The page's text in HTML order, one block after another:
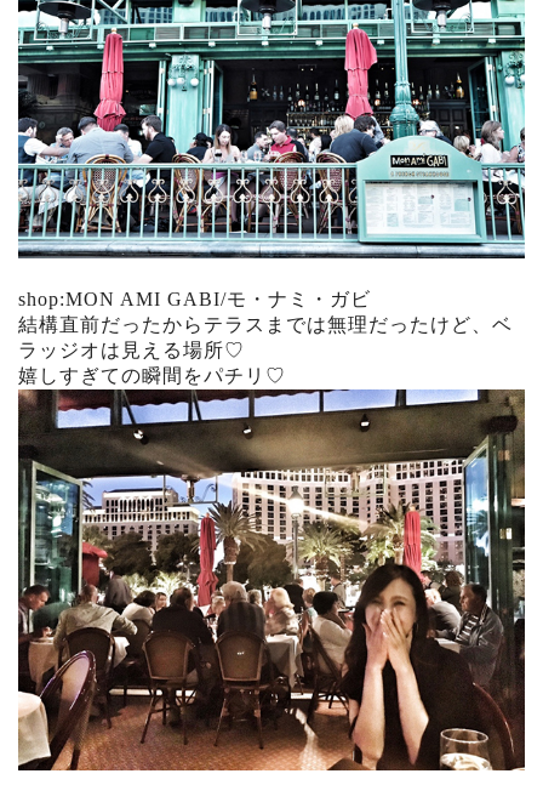
shop:MON AMI GABI/モ・ナミ・ガビ
結構直前だったからテラスまでは無理だったけど、ベ
ラッジオは見える場所♡
嬉しすぎての瞬間をパチリ♡